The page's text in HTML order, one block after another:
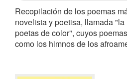
Recopilación de los poemas
novelista y poetisa, llamada
poetas de color", cuyos
como los himnos de los